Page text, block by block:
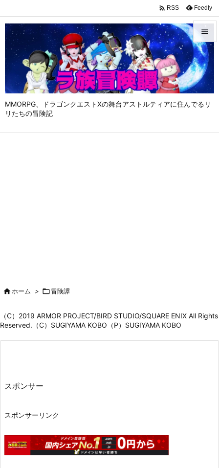
MMORPG、ドラゴンクエストⅩの舞台アストルティアに住んでるリ
リたちの冒険記


メニュ

サイド

 RSS Feedly
ホーム > 冒険譚
（C）2019 ARMOR PROJECT/BIRD STUDIO/SQUARE ENIX All Rights
Reserved.（C）SUGIYAMA KOBO（P）SUGIYAMA KOBO
スポンサー
スポンサーリンク